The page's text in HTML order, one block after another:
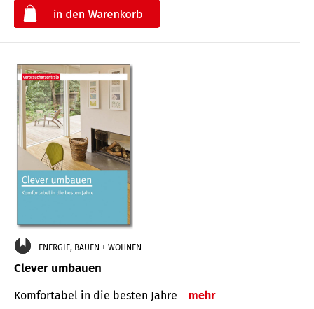
ENERGIE, BAUEN + WOHNEN
Clever umbauen
Komfortabel in die besten Jahre mehr